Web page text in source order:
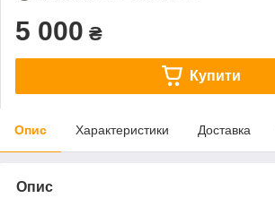
5 000 ₴
Купити
Опис Характеристики Доставка
Опис